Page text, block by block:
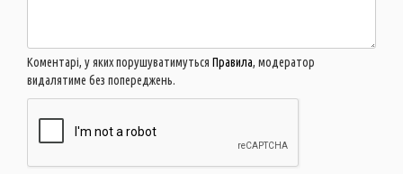
Коментарі, у яких порушуватимуться Правила, модератор
видалятиме без попереджень.